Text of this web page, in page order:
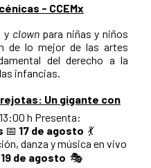
- CCEMx
y clownpara niñas y niños
de lo mejor de las artes
del derecho a la
infancias.
Un gigante con
h Presenta:
📅 17 de agosto 💃
danza y música en vivo
19 de agosto 🎭